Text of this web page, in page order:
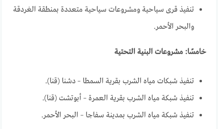
تنفيذ قرى سياحية ومشروعات سياحية متعددة بمنطقة الغردقة
والبحر الأحمر.
خامسًا: مشروعات البنية التحتية
تنفيذ شبكات مياه الشرب بقرية السمطا – دشنا (قنا).
تنفيذ شبكة مياه الشرب بقرية العمرة – أبوتشت (قنا).
تنفيذ شبكة مياه الشرب بمدينة سفاجا – البحر الأحمر.